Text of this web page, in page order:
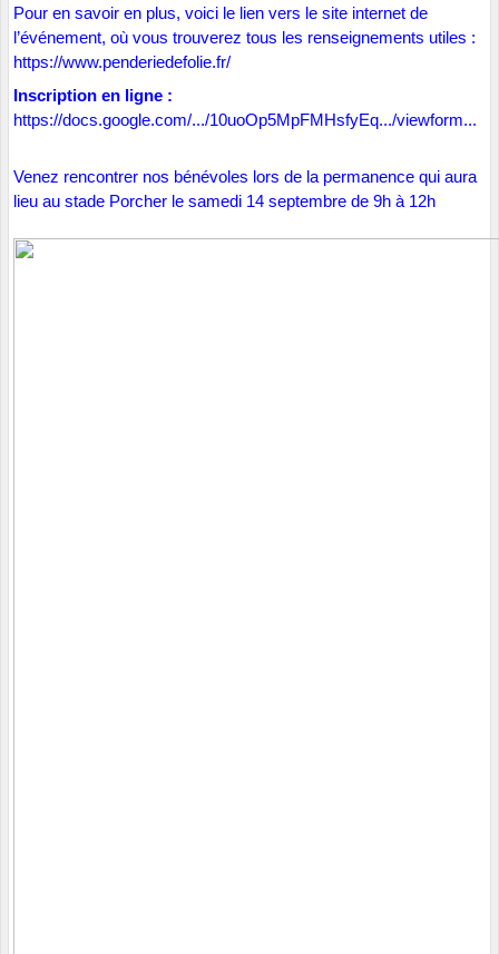
Pour en savoir en plus, voici le lien vers le site internet de
l’événement, où vous trouverez tous les renseignements utiles :
https://www.penderiedefolie.fr/
Inscription en ligne :
https://docs.google.com/.../10uoOp5MpFMHsfyEq.../viewform...
Venez rencontrer nos bénévoles lors de la permanence qui aura
lieu au stade Porcher le samedi 14 septembre de 9h à 12h